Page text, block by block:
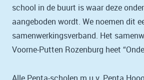
school in de buurt is waar deze
aangeboden wordt. We noemen dit
samenwerkingsverband. Het
Voorne-Putten Rozenburg heet